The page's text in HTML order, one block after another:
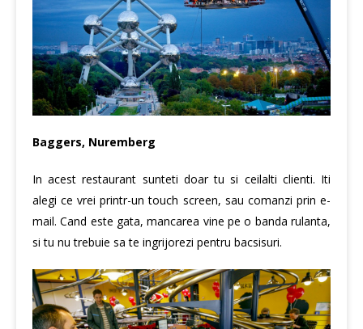
Baggers, Nuremberg
In acest restaurant sunteti doar tu si ceilalti clienti. Iti
alegi ce vrei printr-un touch screen, sau comanzi prin e-
mail. Cand este gata, mancarea vine pe o banda rulanta,
si tu nu trebuie sa te ingrijorezi pentru bacsisuri.